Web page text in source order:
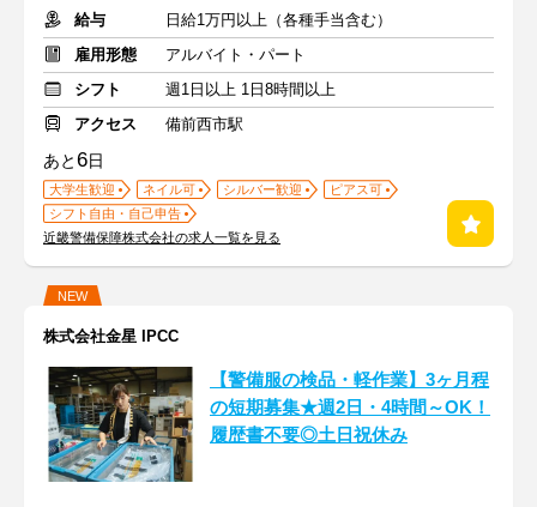
給与
日給1万円以上（各種手当含む）
雇用形態
アルバイト・パート
シフト
週1日以上 1日8時間以上
アクセス
備前西市駅
あと6日
大学生歓迎 ネイル可 シルバー歓迎
ピアス可
シフト自由・自己申告
近畿警備保障株式会社の求人一覧を見る
NEW
株式会社金星 IPCC
【警備服の検品・軽作業】3ヶ月程
の短期募集★週2日・4時間～OK！
履歴書不要◎土日祝休み